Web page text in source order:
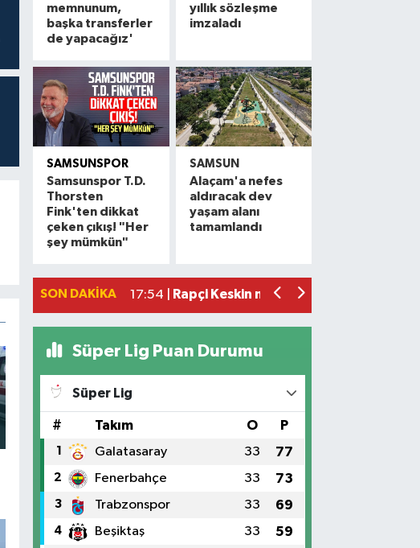
memnunum,
başka transferler
de yapacağız'
yıllık sözleşme
imzaladı
SAMSUNSPOR
Samsunspor T.D.
Thorsten
Fink'ten dikkat
çeken çıkış! "Her
şey mümkün"
SAMSUN
Alaçam'a nefes
aldıracak dev
yaşam alanı
tamamlandı
SON DAKIKA
20:16 |
Alaçam çileği reçel oldu: Hedef
19:06 |
Hafif ticari araç ile motosiklet çarpıştı:
17:36 |
Havza'da zincirleme trafik kazası: 2
Süper Lig Puan Durumu
Süper Lig
# Takım O P
1 Galatasaray 33 77
2 Fenerbahçe 33 73
3 Trabzonspor 33 69
4 Beşiktaş 33 59